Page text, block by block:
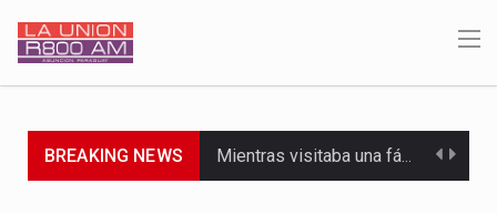
BREAKING NEWS Mientras visitaba una fábrica de armamentos en San Paulo, el…